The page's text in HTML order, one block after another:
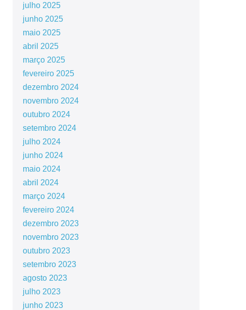
julho 2025
junho 2025
maio 2025
abril 2025
março 2025
fevereiro 2025
dezembro 2024
novembro 2024
outubro 2024
setembro 2024
julho 2024
junho 2024
maio 2024
abril 2024
março 2024
fevereiro 2024
dezembro 2023
novembro 2023
outubro 2023
setembro 2023
agosto 2023
julho 2023
junho 2023